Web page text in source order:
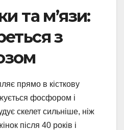
та м’язи:
з
прямо в кісткову
фосфором і
скелет сильніше, ніж
після 40 років і